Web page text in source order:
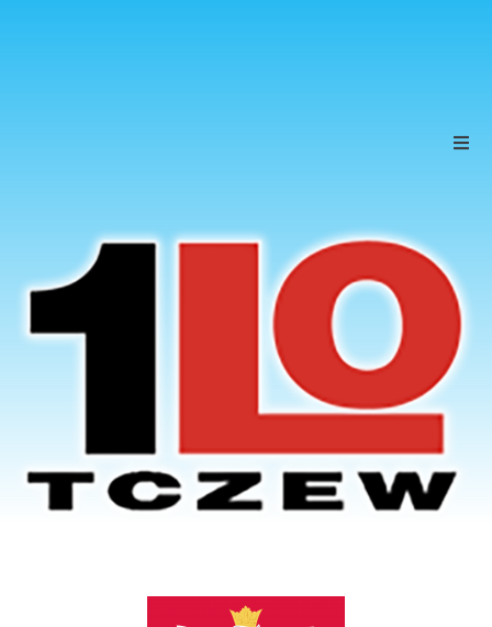
Uczniowie